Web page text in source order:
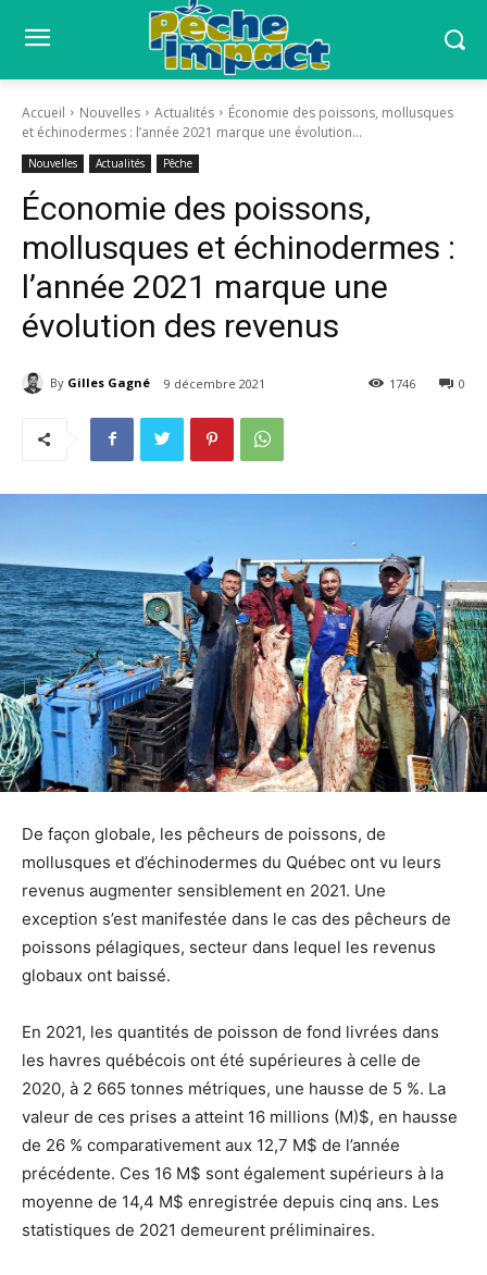
Accueil Nouvelles Actualités
Économie des poissons, mollusques
et échinodermes : l’année 2021 marque une évolution...
Nouvelles Actualités Pêche
Économie des poissons,
mollusques et échinodermes :
l’année 2021 marque une
évolution des revenus
By Gilles Gagné 9 décembre 2021 0
1746
De façon globale, les pêcheurs de poissons, de
mollusques et d’échinodermes du Québec ont vu leurs
revenus augmenter sensiblement en 2021. Une
exception s’est manifestée dans le cas des pêcheurs de
poissons pélagiques, secteur dans lequel les revenus
globaux ont baissé.
En 2021, les quantités de poisson de fond livrées dans
les havres québécois ont été supérieures à celle de
2020, à 2 665 tonnes métriques, une hausse de 5 %. La
valeur de ces prises a atteint 16 millions (M)$, en hausse
de 26 % comparativement aux 12,7 M$ de l’année
précédente. Ces 16 M$ sont également supérieurs à la
moyenne de 14,4 M$ enregistrée depuis cinq ans. Les
statistiques de 2021 demeurent préliminaires.